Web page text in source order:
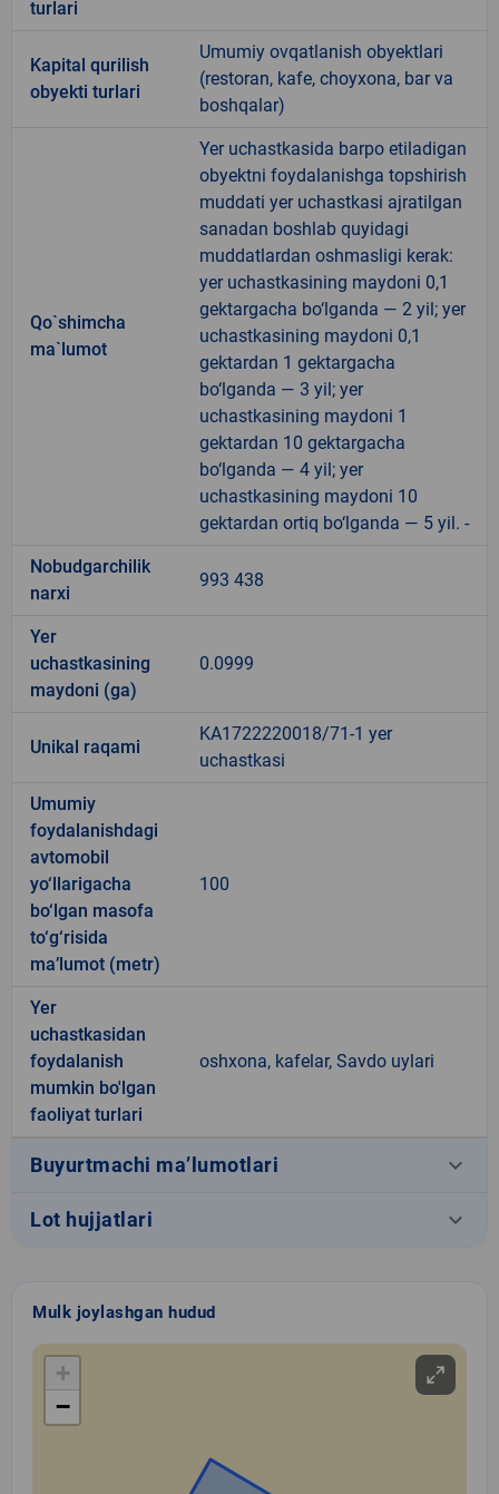
turlari
Kapital qurilish
obyekti turlari
Umumiy ovqatlanish obyektlari
(restoran, kafe, choyxona, bar va
boshqalar)
Qo`shimcha
ma`lumot
Yer uchastkasida barpo etiladigan
obyektni foydalanishga topshirish
muddati yer uchastkasi ajratilgan
sanadan boshlab quyidagi
muddatlardan oshmasligi kerak:
yer uchastkasining maydoni 0,1
gektargacha bo‘lganda — 2 yil; yer
uchastkasining maydoni 0,1
gektardan 1 gektargacha
bo‘lganda — 3 yil; yer
uchastkasining maydoni 1
gektardan 10 gektargacha
bo‘lganda — 4 yil; yer
uchastkasining maydoni 10
gektardan ortiq bo‘lganda — 5 yil. -
Nobudgarchilik
narxi
993 438
Yer
uchastkasining
maydoni (ga)
0.0999
Unikal raqami
KA1722220018/71-1 yer
uchastkasi
Umumiy
foydalanishdagi
avtomobil
yo‘llarigacha
bo‘lgan masofa
to‘g‘risida
ma’lumot (metr)
100
Yer
uchastkasidan
foydalanish
mumkin bo'lgan
faoliyat turlari
oshxona, kafelar, Savdo uylari
Buyurtmachi ma’lumotlari keyboard_arrow_down
Lot hujjatlari keyboard_arrow_down
Mulk joylashgan hudud
+
−